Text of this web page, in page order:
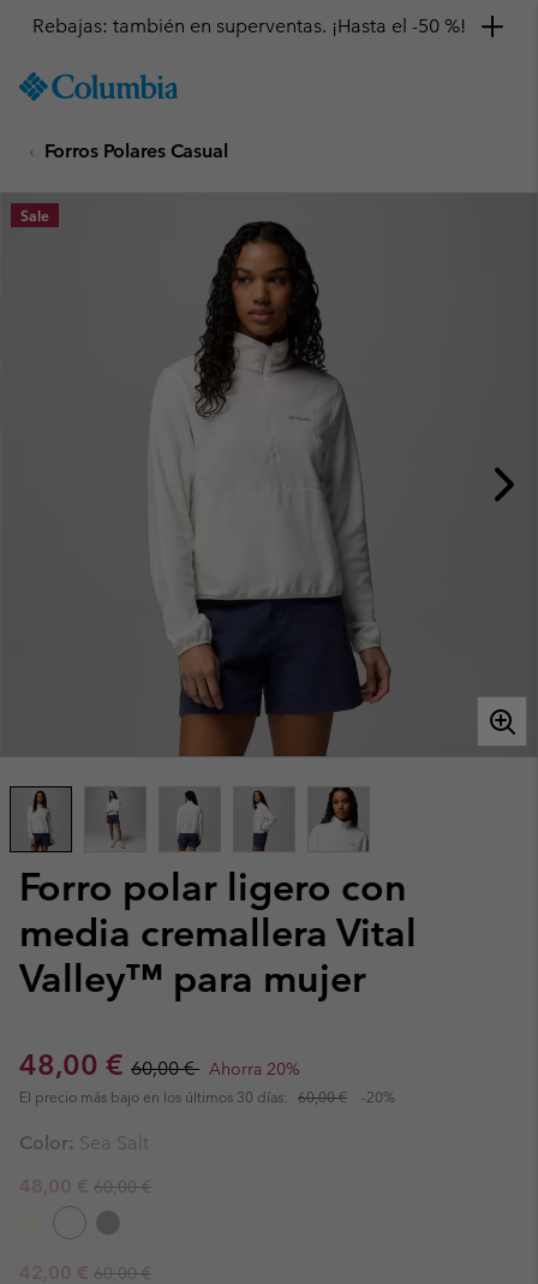
TO
SKIP
MAIN
NAV
Rebajas: también en superventas. ¡Hasta el -50 %!
Forros Polares Casual
Forro polar ligero con
media cremallera Vital
Valley™ para mujer
Sale price:
48,00 € Regular price:
60,00 € Ahorra 20%
El precio más bajo en los últimos 30 días: 60,00 € -20%
Sale
Color: Sea Salt
Sale price:
48,00 € Regular price:
60,00 €
Sale price:
42,00 € Regular price:
60,00 €